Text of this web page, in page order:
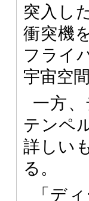
突入し
衝突機
フライ
宇宙空
一方
テンペ
詳しい
る。
「デ